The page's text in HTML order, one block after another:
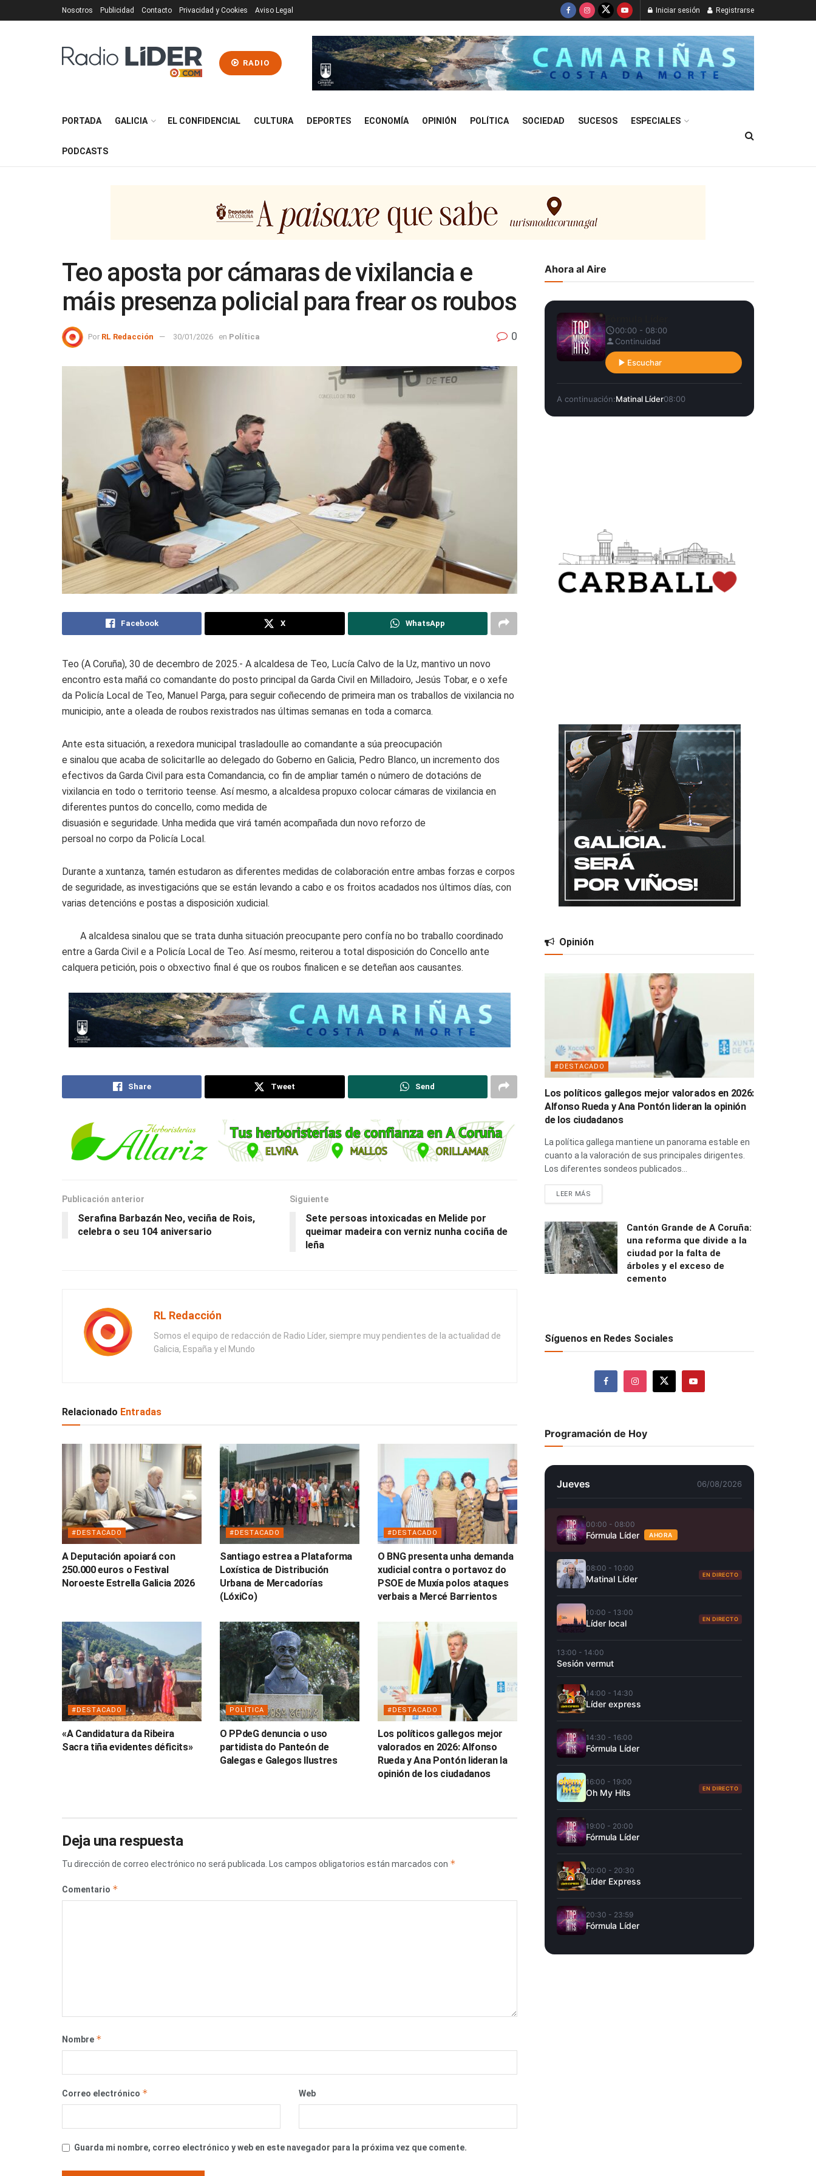
Nosotros Publicidad Contacto Privacidad y Cookies Aviso Legal Iniciar sesión Registrarse
RADIO
PORTADA GALICIA EL CONFIDENCIAL CULTURA DEPORTES ECONOMÍA OPINIÓN POLÍTICA SOCIEDAD SUCESOS ESPECIALES
PODCASTS
Teo aposta por cámaras de vixilancia e
máis presenza policial para frear os roubos
Por RL Redacción 30/01/2026 en Política 0
Facebook X WhatsApp
Teo (A Coruña), 30 de decembro de 2025.- A alcaldesa de Teo, Lucía Calvo de la Uz, mantivo un novo
encontro esta mañá co comandante do posto principal da Garda Civil en Milladoiro, Jesús Tobar, e o xefe
da Policía Local de Teo, Manuel Parga, para seguir coñecendo de primeira man os traballos de vixilancia no
municipio, ante a oleada de roubos rexistrados nas últimas semanas en toda a comarca.
Ante esta situación, a rexedora municipal trasladoulle ao comandante a súa preocupación
e sinalou que acaba de solicitarlle ao delegado do Goberno en Galicia, Pedro Blanco, un incremento dos
efectivos da Garda Civil para esta Comandancia, co fin de ampliar tamén o número de dotacións de
vixilancia en todo o territorio teense. Así mesmo, a alcaldesa propuxo colocar cámaras de vixilancia en
diferentes puntos do concello, como medida de
disuasión e seguridade. Unha medida que virá tamén acompañada dun novo reforzo de
persoal no corpo da Policía Local.
Durante a xuntanza, tamén estudaron as diferentes medidas de colaboración entre ambas forzas e corpos
de seguridade, as investigacións que se están levando a cabo e os froitos acadados nos últimos días, con
varias detencións e postas a disposición xudicial.
A alcaldesa sinalou que se trata dunha situación preocupante pero confía no bo traballo coordinado
entre a Garda Civil e a Policía Local de Teo. Así mesmo, reiterou a total disposición do Concello ante
calquera petición, pois o obxectivo final é que os roubos finalicen e se deteñan aos causantes.
Share Tweet Send
Publicación anterior
Serafina Barbazán Neo, veciña de Rois,
celebra o seu 104 aniversario
Siguiente
Sete persoas intoxicadas en Melide por
queimar madeira con verniz nunha cociña de
leña
RL Redacción
Somos el equipo de redacción de Radio Líder, siempre muy pendientes de la actualidad de
Galicia, España y el Mundo
Relacionado Entradas
#DESTACADO
A Deputación apoiará con
250.000 euros o Festival
Noroeste Estrella Galicia 2026
#DESTACADO
Santiago estrea a Plataforma
Loxística de Distribución
Urbana de Mercadorías
(LóxiCo)
#DESTACADO
O BNG presenta unha demanda
xudicial contra o portavoz do
PSOE de Muxía polos ataques
verbais a Mercé Barrientos
#DESTACADO
«A Candidatura da Ribeira
Sacra tiña evidentes déficits»
POLÍTICA
O PPdeG denuncia o uso
partidista do Panteón de
Galegas e Galegos Ilustres
#DESTACADO
Los políticos gallegos mejor
valorados en 2026: Alfonso
Rueda y Ana Pontón lideran la
opinión de los ciudadanos
Deja una respuesta
Tu dirección de correo electrónico no será publicada. Los campos obligatorios están marcados con *
Comentario *
Nombre *
Correo electrónico * Web
Guarda mi nombre, correo electrónico y web en este navegador para la próxima vez que comente.
Ahora al Aire
00:00 - 08:00
Continuidad
Escuchar
A continuación:Matinal Líder08:00
Opinión
#DESTACADO
Los políticos gallegos mejor valorados en 2026:
Alfonso Rueda y Ana Pontón lideran la opinión
de los ciudadanos
La política gallega mantiene un panorama estable en
cuanto a la valoración de sus principales dirigentes.
Los diferentes sondeos publicados...
LEER MÁS
Cantón Grande de A Coruña:
una reforma que divide a la
ciudad por la falta de
árboles y el exceso de
cemento
Síguenos en Redes Sociales
Programación de Hoy
Jueves 06/08/2026
00:00 - 08:00
Fórmula Líder AHORA
08:00 - 10:00
Matinal Líder EN DIRECTO
10:00 - 13:00
Líder local EN DIRECTO
13:00 - 14:00
Sesión vermut
14:00 - 14:30
Líder express
14:30 - 16:00
Fórmula Líder
16:00 - 19:00
Oh My Hits EN DIRECTO
19:00 - 20:00
Fórmula Líder
20:00 - 20:30
Líder Express
20:30 - 23:59
Fórmula Líder